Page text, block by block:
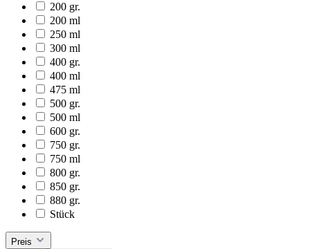
200 gr.
200 ml
250 ml
300 ml
400 gr.
400 ml
475 ml
500 gr.
500 ml
600 gr.
750 gr.
750 ml
800 gr.
850 gr.
880 gr.
Stück
Preis